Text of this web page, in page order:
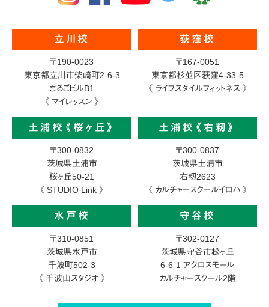
立川校
〒190-0023
東京都立川市柴崎町2-6-3
まるごビルB1
《 マイレッスン 》
荻窪校
〒167-0051
東京都杉並区荻窪4-33-5
《 ライフスタイルフィットネス 》
土浦校《桜ヶ丘》
〒300-0832
茨城県土浦市
桜ヶ丘50-21
《 STUDIO Link 》
土浦校《右籾》
〒300-0837
茨城県土浦市
右籾2623
《 カルチャースクールイロハ 》
水戸校
〒310-0851
茨城県水戸市
千波町502-3
《 千波山スタジオ 》
守谷校
〒302-0127
茨城県守谷市松ヶ丘
6-6-1 アクロスモール
カルチャースクール2階